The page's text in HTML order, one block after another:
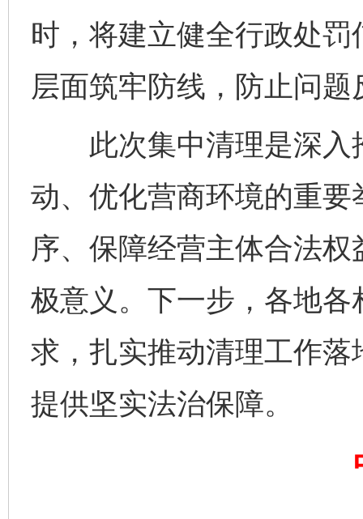
时，将建立健全行政处
层面筑牢防线，防止问题
此次集中清理是深入
动、优化营商环境的重
序、保障经营主体合法
极意义。下一步，各地
求，扎实推动清理工作
提供坚实法治保障。